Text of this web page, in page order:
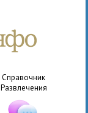
Справочник
Развлечения